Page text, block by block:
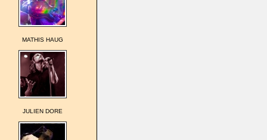
MATHIS HAUG
JULIEN DORE